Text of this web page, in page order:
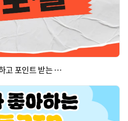
탄포꿀 : 탄소중립 생활 실천하고 포인트 받는 꿀팁